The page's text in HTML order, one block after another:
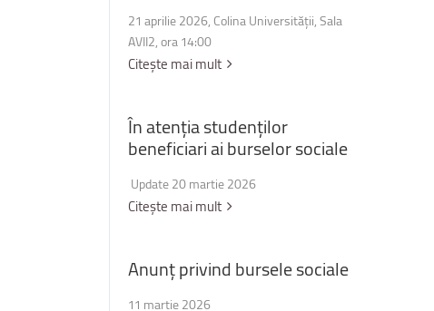
21 aprilie 2026, Colina Universității, Sala
AVII2, ora 14:00
Citește mai mult
Înatențiastudenților
beneficiariaiburselorsociale
Update 20 martie 2026
Citește mai mult
Anunțprivindburselesociale
11 martie 2026